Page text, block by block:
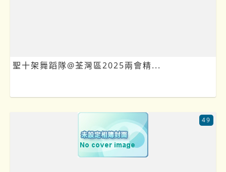
聖十架舞蹈隊@荃灣區2025兩會精...
49